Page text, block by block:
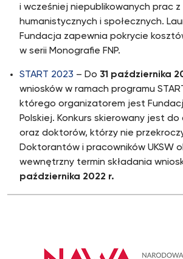
i wcześniej niepublikowanych prac z
humanistycznych i społecznych.
Fundacja zapewnia pokrycie
w serii Monografie FNP.
START 2023 – Do 31 października
wniosków w ramach programu
którego organizatorem jest
Polskiej. Konkurs skierowany jest
oraz doktorów, którzy nie
Doktorantów i pracowników UKSW
wewnętrzny termin składania
października 2022 r.